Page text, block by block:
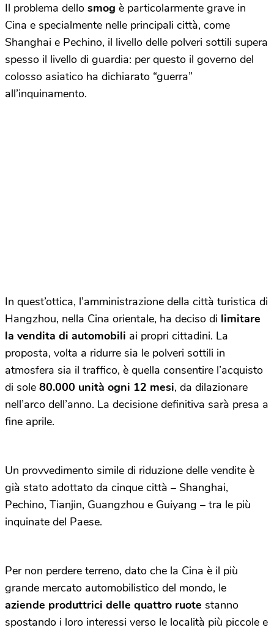
Il problema dello smog è particolarmente grave in
Cina e specialmente nelle principali città, come
Shanghai e Pechino, il livello delle polveri sottili supera
spesso il livello di guardia: per questo il governo del
colosso asiatico ha dichiarato “guerra”
all’inquinamento.
In quest’ottica, l’amministrazione della città turistica di
Hangzhou, nella Cina orientale, ha deciso di limitare
la vendita di automobili ai propri cittadini. La
proposta, volta a ridurre sia le polveri sottili in
atmosfera sia il traffico, è quella consentire l’acquisto
di sole 80.000 unità ogni 12 mesi, da dilazionare
nell’arco dell’anno. La decisione definitiva sarà presa a
fine aprile.
Un provvedimento simile di riduzione delle vendite è
già stato adottato da cinque città – Shanghai,
Pechino, Tianjin, Guangzhou e Guiyang – tra le più
inquinate del Paese.
Per non perdere terreno, dato che la Cina è il più
grande mercato automobilistico del mondo, le
aziende produttrici delle quattro ruote stanno
spostando i loro interessi verso le località più piccole e